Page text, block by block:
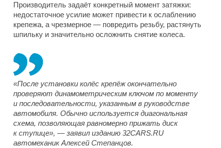
Производитель задаёт конкретный момент затяжки:
недостаточное усилие может привести к ослаблению
крепежа, а чрезмерное — повредить резьбу, растянуть
шпильку и значительно осложнить снятие колеса.
«После установки колёс крепёж окончательно
проверяют динамометрическим ключом по моменту
и последовательности, указанным в руководстве
автомобиля. Обычно используется диагональная
схема, позволяющая равномерно прижать диск
к ступице», — заявил изданию 32CARS.RU
автомеханик Алексей Степанцов.